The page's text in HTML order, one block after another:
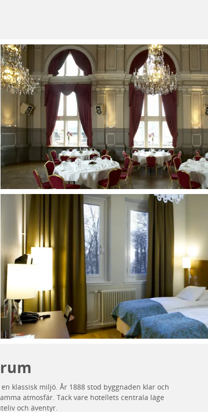
klassisk miljö. År 1888 stod byggnaden klar och
atmosfär. Tack vare hotellets centrala läge
och äventyr.